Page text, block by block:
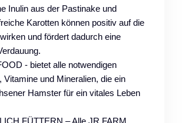
Inulin aus der Pastinake und
Karotten können positiv auf die
und fördert dadurch eine
- bietet alle notwendigen
Vitamine und Mineralien, die ein
Hamster für ein vitales Leben
FÜTTERN – Alle JR FARM